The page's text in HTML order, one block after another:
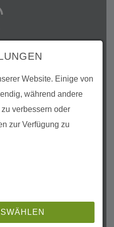
Website. Einige von
während andere
verbessern oder
zur Verfügung zu